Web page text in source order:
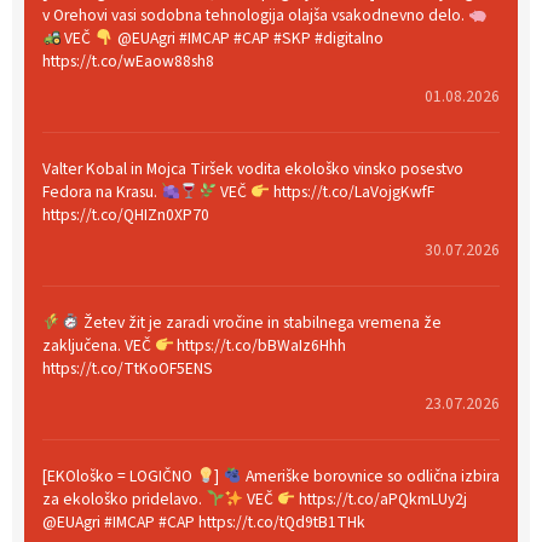
v Orehovi vasi sodobna tehnologija olajša vsakodnevno delo.
VEČ
@EUAgri #IMCAP #CAP #SKP #digitalno
https://t.co/wEaow88sh8
01.08.2026
Valter Kobal in Mojca Tiršek vodita ekološko vinsko posestvo
Fedora na Krasu.
VEČ
https://t.co/LaVojgKwfF
https://t.co/QHIZn0XP70
30.07.2026
Žetev žit je zaradi vročine in stabilnega vremena že
zaključena. VEČ
https://t.co/bBWaIz6Hhh
https://t.co/TtKoOF5ENS
23.07.2026
[EKOloško = LOGIČNO ]
Ameriške borovnice so odlična izbira
za ekološko pridelavo.
VEČ
https://t.co/aPQkmLUy2j
@EUAgri #IMCAP #CAP https://t.co/tQd9tB1THk